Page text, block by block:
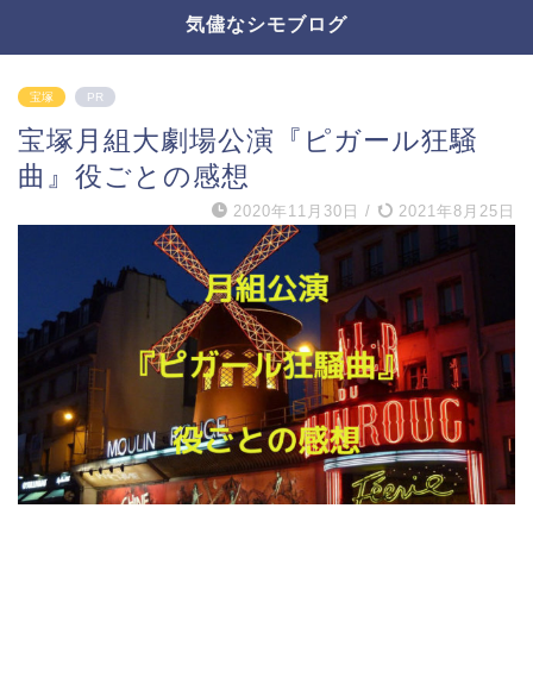
気儘なシモブログ
宝塚 PR
宝塚月組大劇場公演『ピガール狂騒
曲』役ごとの感想
2020年11月30日 / 2021年8月25日